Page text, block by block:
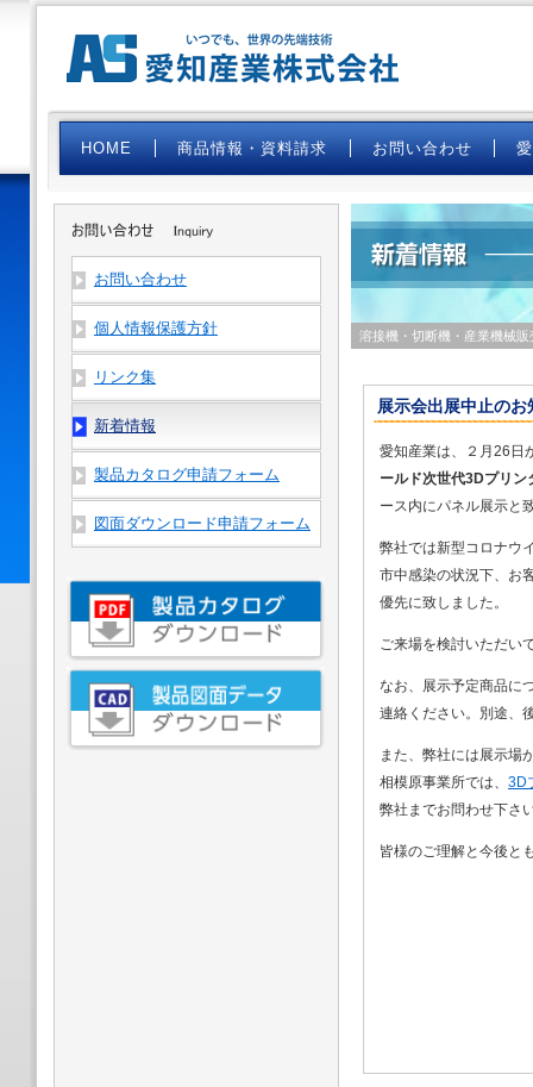
HOME 商品情報・資料請求 お問い合わせ
溶接機・切断機・産業機械
展示会出展中止のお
愛知産業は、２月26日
ールド次世代3Dプリン
ース内にパネル展示と
弊社では新型コロナウ
市中感染の状況下、お
優先に致しました。
ご来場を検討いただい
なお、展示予定商品に
連絡ください。別途、
また、弊社には展示場
相模原事業所では、 3D
弊社までお問わせ下さ
皆様のご理解と今後と
お問い合わせ
個人情報保護方針
リンク集
新着情報
製品カタログ申請フォーム
図面ダウンロード申請フォーム